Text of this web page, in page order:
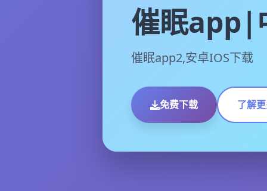
催眠app|
催眠app2,安卓IOS下载
免费下载 了解